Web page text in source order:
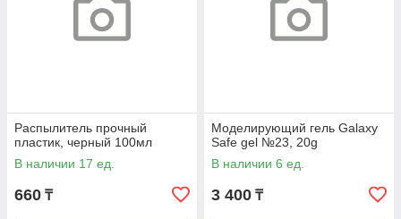
Распылитель прочный
пластик, черный 100мл
В наличии 17 ед.
660 ₸
Моделирующий гель Galaxy
Safe gel №23, 20g
В наличии 6 ед.
3 400 ₸